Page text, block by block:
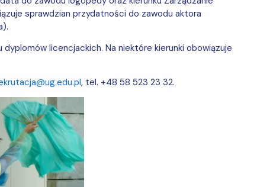
sprawdzian przydatności do zawodu aktora
licencjackich. Na niektóre kierunki obowiązuje
, tel. +48 58 523 23 32.